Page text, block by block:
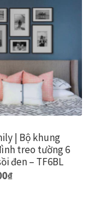
mỹ thuật,
| Bộ khung
treo tường 6
đen – TF6BL
₫